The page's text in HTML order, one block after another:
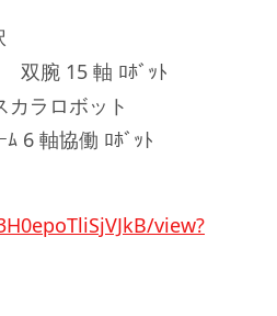
腕 15 軸 ﾛﾎﾞｯﾄ
ロボット
働 ﾛﾎﾞｯﾄ
view?